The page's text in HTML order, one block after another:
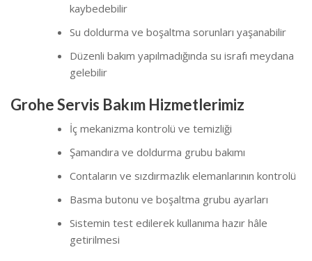
kaybedebilir
Su doldurma ve boşaltma sorunları yaşanabilir
Düzenli bakım yapılmadığında su israfı meydana
gelebilir
Grohe Servis Bakım Hizmetlerimiz
İç mekanizma kontrolü ve temizliği
Şamandıra ve doldurma grubu bakımı
Contaların ve sızdırmazlık elemanlarının kontrolü
Basma butonu ve boşaltma grubu ayarları
Sistemin test edilerek kullanıma hazır hâle
getirilmesi